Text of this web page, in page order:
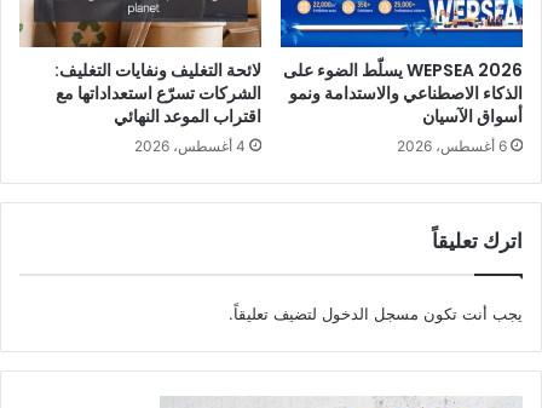
WEPSEA 2026 يسلّط الضوء على
الذكاء الاصطناعي والاستدامة ونمو
أسواق الآسيان
6 أغسطس، 2026
لائحة التغليف ونفايات التغليف:
الشركات تسرّع استعداداتها مع
اقتراب الموعد النهائي
4 أغسطس، 2026
اترك تعليقاً
يجب أنت تكون مسجل الدخول لتضيف تعليقاً.